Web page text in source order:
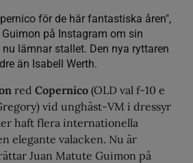
för de här fantastiska åren",
på Instagram om sin
lämnar stallet. Den nya ryttaren
än Isabell Werth.
red Copernico (OLD val f-10 e
vid unghäst-VM i dressyr
haft flera internationella
elegante valacken. Nu är
Juan Matute Guimon på